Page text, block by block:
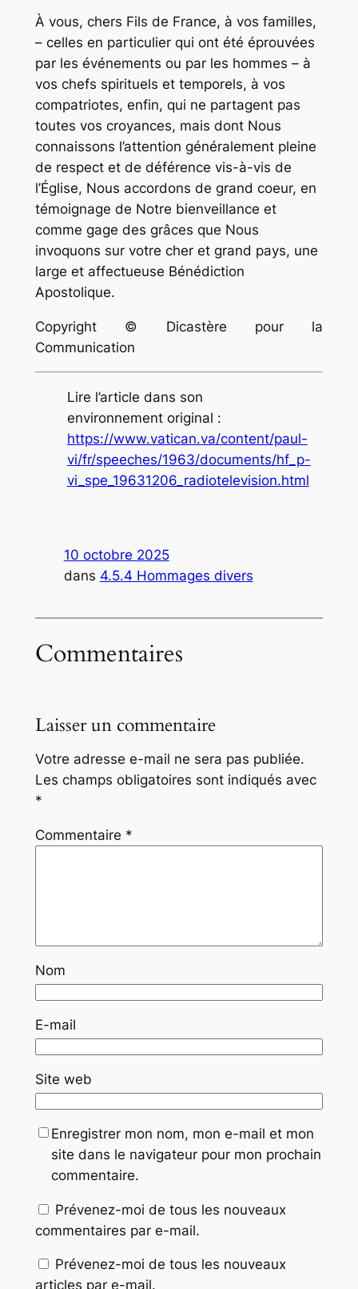
À vous, chers Fils de France, à vos familles,
– celles en particulier qui ont été éprouvées
par les événements ou par les hommes – à
vos chefs spirituels et temporels, à vos
compatriotes, enfin, qui ne partagent pas
toutes vos croyances, mais dont Nous
connaissons l’attention généralement pleine
de respect et de déférence vis-à-vis de
l’Église, Nous accordons de grand coeur, en
témoignage de Notre bienveillance et
comme gage des grâces que Nous
invoquons sur votre cher et grand pays, une
large et affectueuse Bénédiction
Apostolique.
Copyright © Dicastère pour la
Communication
Lire l’article dans son
environnement original :
https://www.vatican.va/content/paul-
vi/fr/speeches/1963/documents/hf_p-
vi_spe_19631206_radiotelevision.html
10 octobre 2025
dans 4.5.4 Hommages divers
Commentaires
Laisser un commentaire
Votre adresse e-mail ne sera pas publiée.
Les champs obligatoires sont indiqués avec
*
Commentaire *
Nom
E-mail
Site web
Enregistrer mon nom, mon e-mail et mon
site dans le navigateur pour mon prochain
commentaire.
Prévenez-moi de tous les nouveaux
commentaires par e-mail.
Prévenez-moi de tous les nouveaux
articles par e-mail.